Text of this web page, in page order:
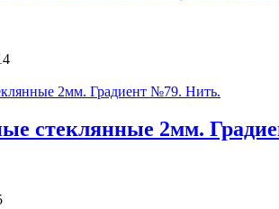
стеклянные 2мм.